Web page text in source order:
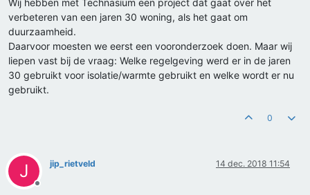
Wij hebben met Technasium een project dat gaat over het
verbeteren van een jaren 30 woning, als het gaat om
duurzaamheid.
Daarvoor moesten we eerst een vooronderzoek doen. Maar wij
liepen vast bij de vraag: Welke regelgeving werd er in de jaren
30 gebruikt voor isolatie/warmte gebruikt en welke wordt er nu
gebruikt.
0
J
Offline
jip_rietveld 14 dec. 2018 11:54